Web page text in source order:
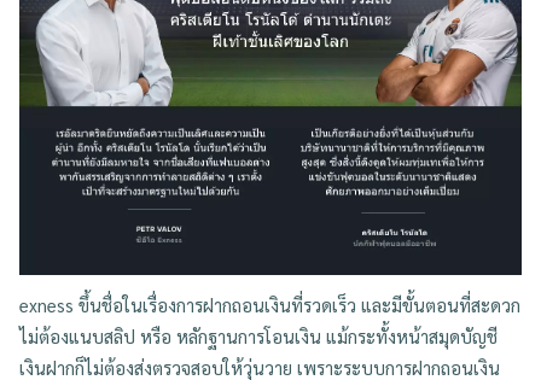
exness ขึ้นชื่อในเรื่องการฝากถอนเงินที่รวดเร็ว และมีขั้นตอนที่สะดวก
ไม่ต้องแนบสลิป หรือ หลักฐานการโอนเงิน แม้กระทั้งหน้าสมุดบัญชี
เงินฝากก็ไม่ต้องส่งตรวจสอบให้วุ่นวาย เพราะระบบการฝากถอนเงิน